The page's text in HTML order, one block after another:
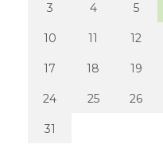
3 4 5
10 11 12
17 18 19
24 25 26
31